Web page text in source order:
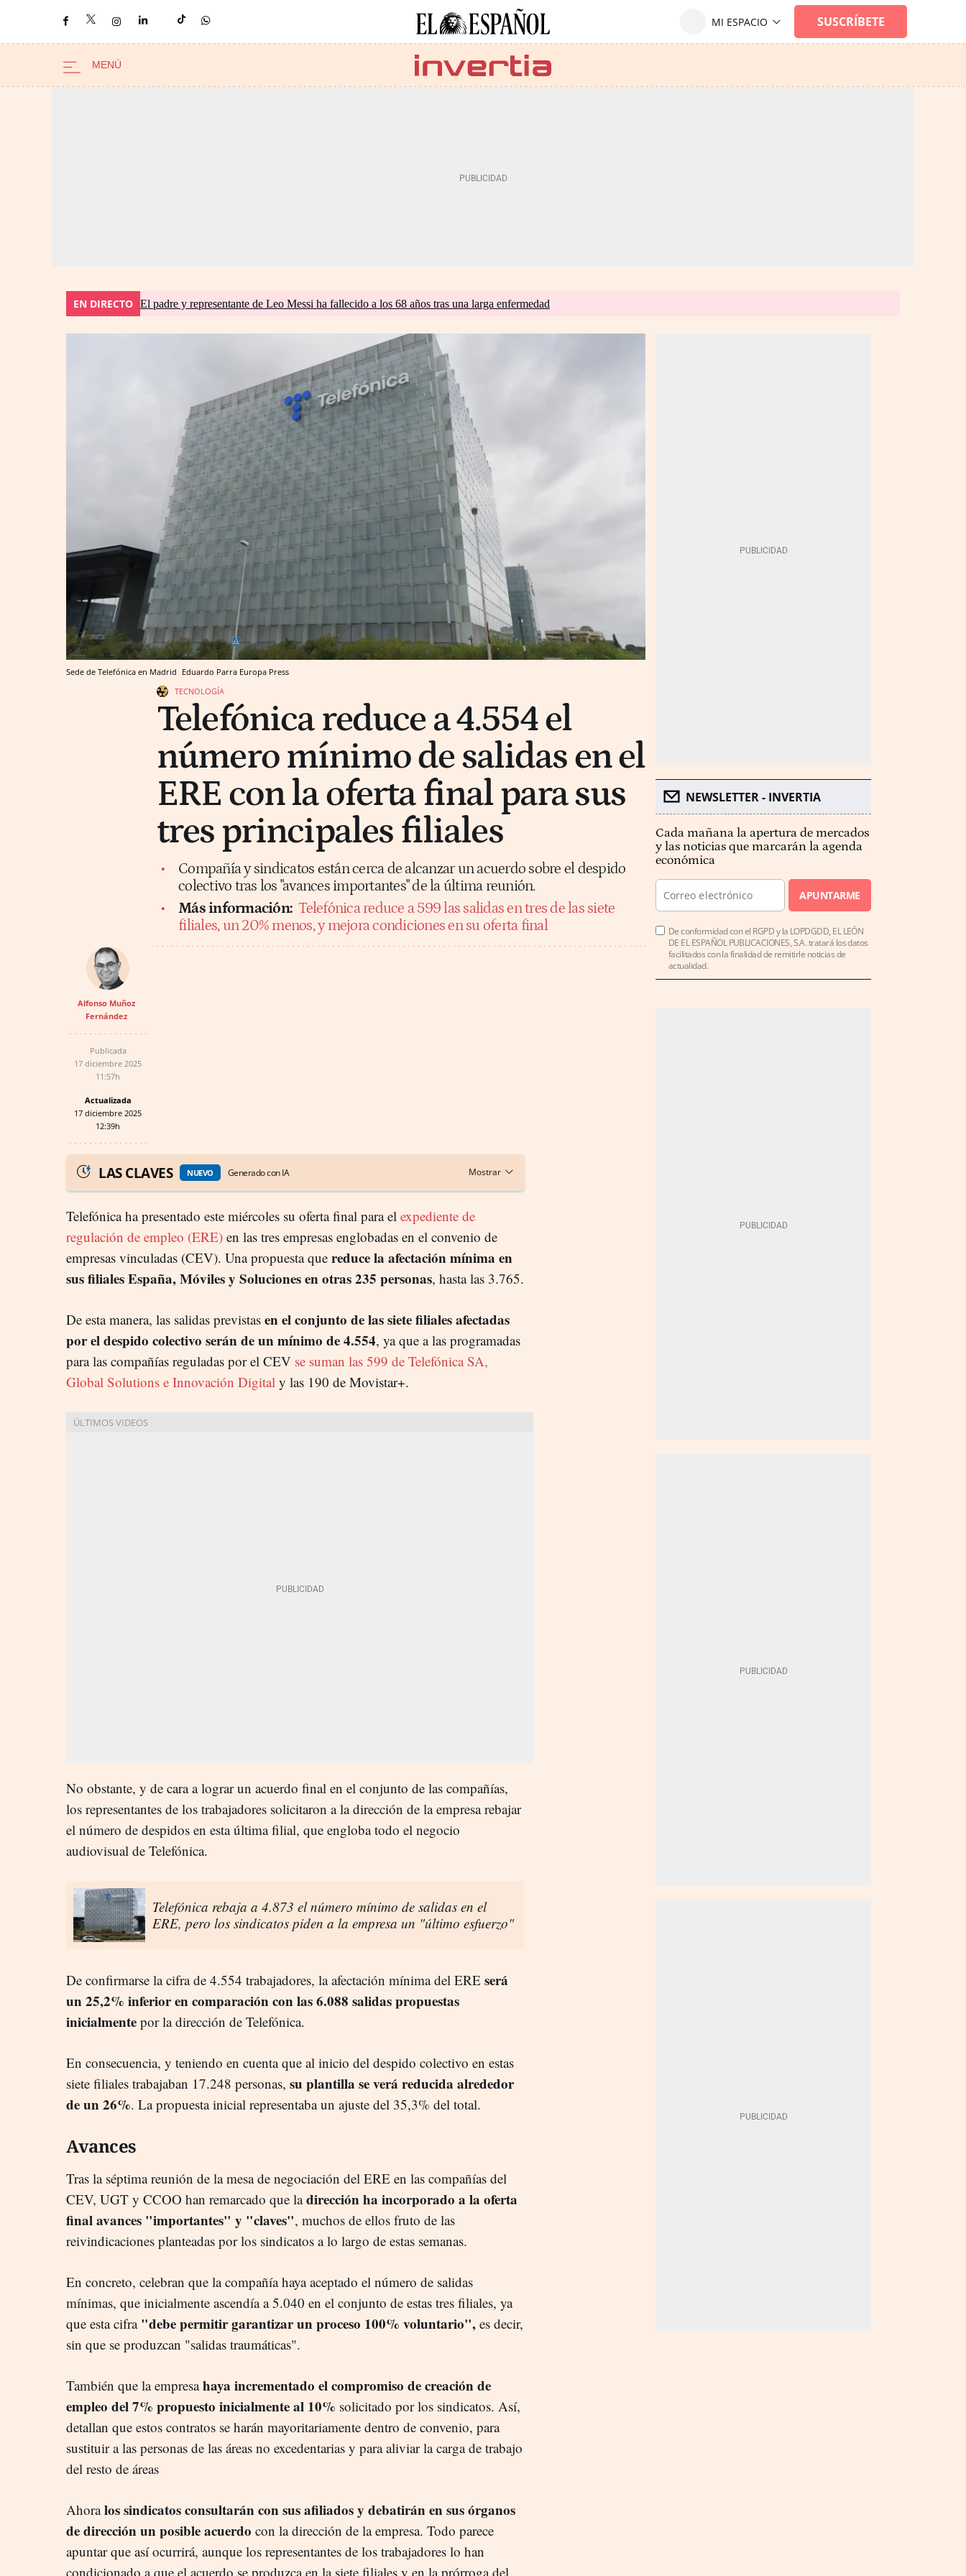
EN DIRECTO El padre y representante de Leo Messi ha fallecido a los 68 años tras una larga enfermedad
Sede de Telefónica en Madrid Eduardo Parra Europa Press
TECNOLOGÍA
Telefónica reduce a 4.554 el
número mínimo de salidas en el
ERE con la oferta final para sus
tres principales filiales
Compañía y sindicatos están cerca de alcanzar un acuerdo sobre el despido
colectivo tras los "avances importantes" de la última reunión.
Más información: Telefónica reduce a 599 las salidas en tres de las siete
filiales, un 20% menos, y mejora condiciones en su oferta final
Alfonso Muñoz
Fernández
Publicada
17 diciembre 2025
11:57h
Actualizada
17 diciembre 2025
12:39h
LAS CLAVES NUEVO Generado con IA
Telefónica ha presentado este miércoles su oferta final para el expediente de
regulación de empleo (ERE) en las tres empresas englobadas en el convenio de
empresas vinculadas (CEV). Una propuesta que reduce la afectación mínima en
sus filiales España, Móviles y Soluciones en otras 235 personas, hasta las 3.765.
De esta manera, las salidas previstas en el conjunto de las siete filiales afectadas
por el despido colectivo serán de un mínimo de 4.554, ya que a las programadas
para las compañías reguladas por el CEV se suman las 599 de Telefónica SA,
Global Solutions e Innovación Digital y las 190 de Movistar+.
No obstante, y de cara a lograr un acuerdo final en el conjunto de las compañías,
los representantes de los trabajadores solicitaron a la dirección de la empresa rebajar
el número de despidos en esta última filial, que engloba todo el negocio
audiovisual de Telefónica.
Telefónica rebaja a 4.873 el número mínimo de salidas en el
ERE, pero los sindicatos piden a la empresa un "último esfuerzo"
De confirmarse la cifra de 4.554 trabajadores, la afectación mínima del ERE será
un 25,2% inferior en comparación con las 6.088 salidas propuestas
inicialmente por la dirección de Telefónica.
En consecuencia, y teniendo en cuenta que al inicio del despido colectivo en estas
siete filiales trabajaban 17.248 personas, su plantilla se verá reducida alrededor
de un 26%. La propuesta inicial representaba un ajuste del 35,3% del total.
Avances
Tras la séptima reunión de la mesa de negociación del ERE en las compañías del
CEV, UGT y CCOO han remarcado que ladirección ha incorporado a la oferta
final avances "importantes" y "claves", muchos de ellos fruto de las
reivindicaciones planteadas por los sindicatos a lo largo de estas semanas.
En concreto, celebran que la compañía haya aceptado el número de salidas
mínimas, que inicialmente ascendía a 5.040 en el conjunto de estas tres filiales, ya
que esta cifra"debe permitir garantizar un proceso 100% voluntario", es decir,
sin que se produzcan "salidas traumáticas".
También que la empresahaya incrementado el compromiso de creación de
empleo del 7% propuesto inicialmente al 10% solicitado por los sindicatos. Así,
detallan que estos contratos se harán mayoritariamente dentro de convenio, para
sustituir a las personas de las áreas no excedentarias y para aliviar la carga de trabajo
del resto de áreas
Ahoralos sindicatos consultarán con sus afiliados y debatirán en sus órganos
de dirección un posible acuerdo con la dirección de la empresa. Todo parece
apuntar que así ocurrirá, aunque los representantes de los trabajadores lo han
condicionado a que el acuerdo se produzca en la siete filiales y en la prórroga del
NEWSLETTER - INVERTIA
Cada mañana la apertura de mercados
y las noticias que marcarán la agenda
económica
APUNTARME
De conformidad con el RGPD y la LOPDGDD, EL LEÓN
DE EL ESPAÑOL PUBLICACIONES, S.A. tratará los datos
facilitados con la finalidad de remitirle noticias de
actualidad.